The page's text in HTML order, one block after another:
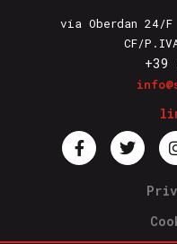
via Oberdan 24/
CF/
+39